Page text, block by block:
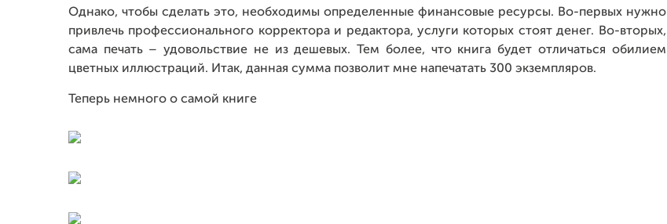
Однако, чтобы сделать это, необходимы определенные финансовые ресурсы. Во-первых нужно
привлечь профессионального корректора и редактора, услуги которых стоят денег. Во-вторых,
сама печать – удовольствие не из дешевых. Тем более, что книга будет отличаться обилием
цветных иллюстраций. Итак, данная сумма позволит мне напечатать 300 экземпляров.
Теперь немного о самой книге